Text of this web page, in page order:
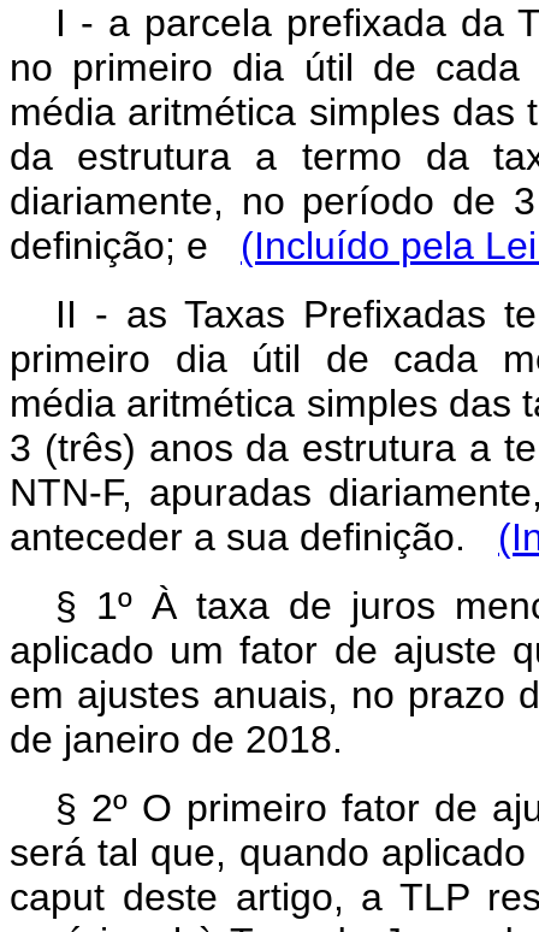
I - a parcela prefixada da
no primeiro dia útil de cada
média aritmética simples
da estrutura a termo da
diariamente, no período de
definição; e (Incluído pela
II - as Taxas Prefixadas
primeiro dia útil de cada
média aritmética simples das
3 (três) anos da estrutura a
NTN-F, apuradas
anteceder a sua definição.
§ 1º À taxa de juros
aplicado um fator de ajuste
em ajustes anuais, no prazo
de janeiro de 2018.
§ 2º O primeiro fator de
será tal que, quando
caput deste artigo, a TLP